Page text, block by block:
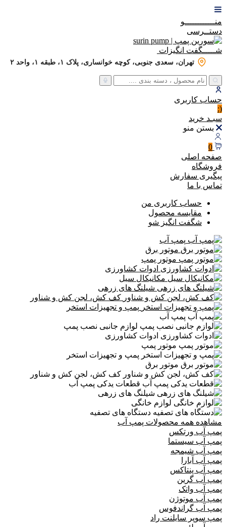
منــــــــــــو
دستــرسی
شـــــگفت انگیزات
تهران، سعدی جنوبی، کوچه خوانساری، پلاک ۱، طبقه ۱، واحد ۲
حساب کاربری
(:
سبـد خرید
بستن منو
0
صفحه اصلی
فروشگاه
پیگیری سفارش
تماس با ما
حساب کاربری من
مقایسه محصول
شگفت انگیز شو
پمپ آب
موتور برق
موتور پمپ
ادوات کشاورزی
مکانیکال سیل
شیلنگ های زرهی
کف کش، لجن کش و شناور
پمپ و تجهیزات استخر
پمپ آب
لوازم جانبی نصب پمپ
ادوات کشاورزی
موتور پمپ
پمپ و تجهیزات استخر
موتور برق
کف کش، لجن کش و شناور
قطعات یدکی پمپ آب
شیلنگ های زرهی
لوازم خانگی
دستگاه های تصفیه
مشاهده همه محصولات پمپ آب
پمپ آب ورتکس
پمپ آب سیستما
پمپ آب شیمجه
پمپ آب آبارا
پمپ آب پنتاکس
پمپ آب گرین
پمپ آب واتک
پمپ آب موتوژن
پمپ آب گراندفوس
پمپ سوپر سایلنت راد